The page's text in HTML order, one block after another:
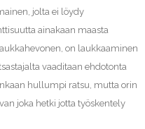
jolta ei löydy
ainakaan maasta
on laukkaaminen
vaaditaan ehdotonta
hullumpi ratsu, mutta orin
joka hetki jotta työskentely